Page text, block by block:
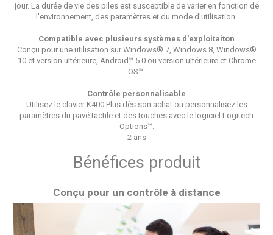
jour. La durée de vie des piles est susceptible de varier en fonction de
l'environnement, des paramètres et du mode d'utilisation.
Compatible avec plusieurs systèmes d'exploitaiton
Conçu pour une utilisation sur Windows® 7, Windows 8, Windows®
10 et version ultérieure, Android™ 5.0 ou version ultérieure et Chrome
OS™.
Contrôle personnalisable
Utilisez le clavier K400 Plus dès son achat ou personnalisez les
paramètres du pavé tactile et des touches avec le logiciel Logitech
Options™.
2 ans
Bénéfices produit
Conçu pour un contrôle à distance